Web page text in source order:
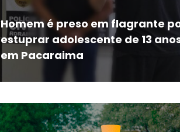
Homem é preso em flagrante
estuprar adolescente de 13
em Pacaraima